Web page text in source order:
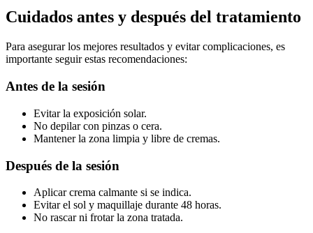
Cuidados antes y después del tratamiento
Para asegurar los mejores resultados y evitar complicaciones, es
importante seguir estas recomendaciones:
Antes de la sesión
Evitar la exposición solar.
No depilar con pinzas o cera.
Mantener la zona limpia y libre de cremas.
Después de la sesión
Aplicar crema calmante si se indica.
Evitar el sol y maquillaje durante 48 horas.
No rascar ni frotar la zona tratada.